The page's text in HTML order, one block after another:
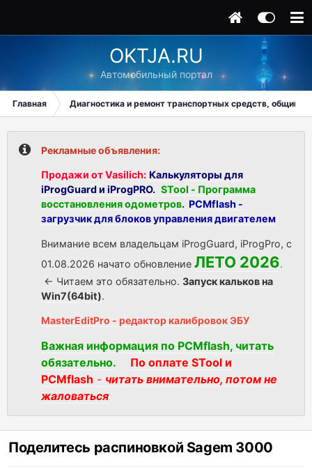
OKTJA.RU
Автомобильный портал
Главная Диагностика и ремонт транспортных средств, общий
Рекламные объявления:
Продажи от Vasilich: Калькуляторы для
iProgGuard и iProgPRO. STool - Программа
восстановления одометров. PCMflash -
загрузчик для блоков управления двигателем
Внимание всем владельцам iProgGuard, iProgPro, с
01.08.2026 начато обновление ЛЕТО 2026.
<- Читаем это обязательно. Запуск кальков на
Win7(64bit).
MasterEditPro - редактор калибровок ЭБУ
Важная информация по PCMflash, читать
обязательно.
По оплате STool и
PCMflash - читать внимательно, потом не
жаловаться
Поделитесь распиновкой Sagem 3000